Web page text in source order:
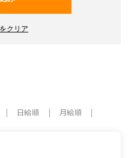
日給順 月給順